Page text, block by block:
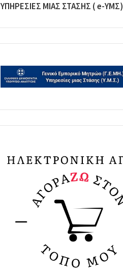
ΥΠΗΡΕΣΙΕΣ ΜΙΑΣ ΣΤΑΣΗΣ ( e-ΥΜΣ)